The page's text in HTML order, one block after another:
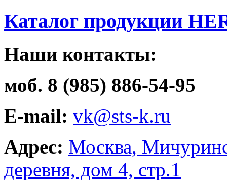
Каталог продукции
Наши контакты:
моб. 8 (985) 886-54-95
E-mail: vk@sts-k.ru
Адрес: Москва,
деревня, дом 4, стр.1